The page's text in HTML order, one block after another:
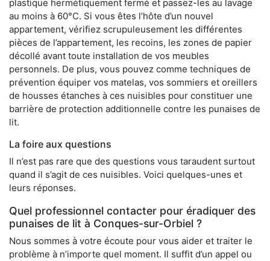
plastique hermétiquement fermé et passez-les au lavage
au moins à 60°C. Si vous êtes l’hôte d’un nouvel
appartement, vérifiez scrupuleusement les différentes
pièces de l’appartement, les recoins, les zones de papier
décollé avant toute installation de vos meubles
personnels. De plus, vous pouvez comme techniques de
prévention équiper vos matelas, vos sommiers et oreillers
de housses étanches à ces nuisibles pour constituer une
barrière de protection additionnelle contre les punaises de
lit.
La foire aux questions
Il n’est pas rare que des questions vous taraudent surtout
quand il s’agit de ces nuisibles. Voici quelques-unes et
leurs réponses.
Quel professionnel contacter pour éradiquer des
punaises de lit à Conques-sur-Orbiel ?
Nous sommes à votre écoute pour vous aider et traiter le
problème à n’importe quel moment. Il suffit d’un appel ou